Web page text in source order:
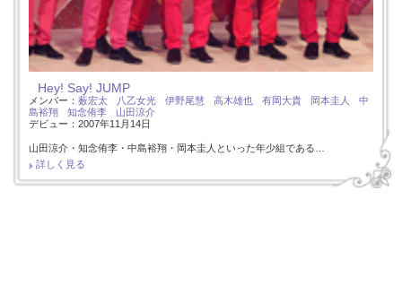
Hey! Say! JUMP
メンバー： 薮宏太 八乙女光 伊野尾慧 高木雄也 有岡大貴 岡本圭人
中
島裕翔
知念侑李
山田涼介
デビュー：2007年11月14日
山田涼介・知念侑李・中島裕翔・岡本圭人といった年少組である…
詳しく見る